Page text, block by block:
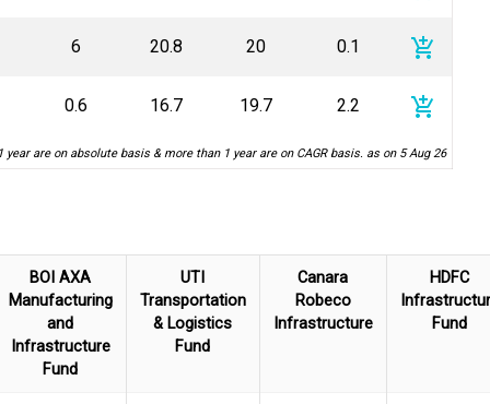
6 20.8 20 0.1 add_shopping_cart
0.6 16.7 19.7 2.2 add_shopping_cart
year are on absolute basis & more than 1 year are on CAGR basis. as on 5 Aug 26
BOI AXA
Manufacturing
and
Infrastructure
Fund
UTI
Transportation
& Logistics
Fund
Canara
Robeco
Infrastructure
HDFC
Fund